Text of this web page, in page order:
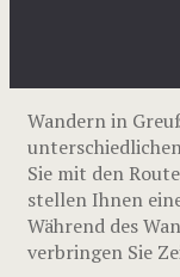
Wandern in
Sie mit den
stellen Ihnen
Während des
verbringen Sie